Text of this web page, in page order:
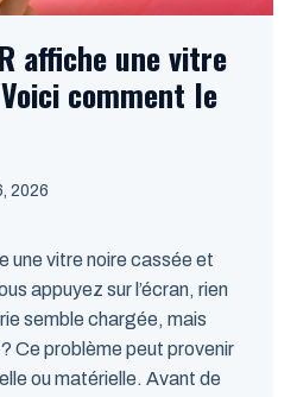
affiche une vitre
comment le
2026
une vitre noire cassée et
appuyez sur l’écran, rien
semble chargée, mais
Ce problème peut provenir
ou matérielle. Avant de